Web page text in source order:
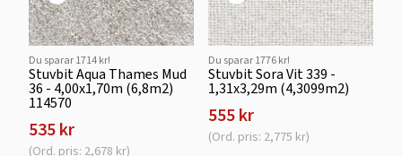
Du sparar 1714 kr!
Stuvbit Aqua Thames Mud
36 - 4,00x1,70m (6,8m2)
114570
535 kr
(Ord. pris: 2,678 kr)
Du sparar 1776 kr!
Stuvbit Sora Vit 339 -
1,31x3,29m (4,3099m2)
555 kr
(Ord. pris: 2,775 kr)